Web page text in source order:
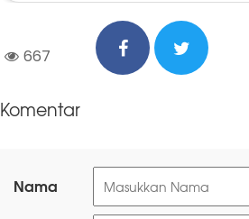
667
Komentar
Nama